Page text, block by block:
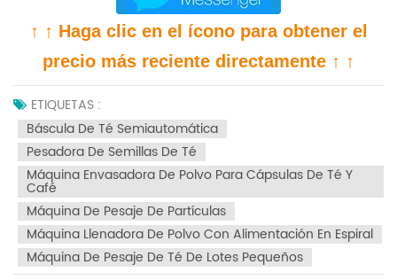
↑ ↑ Haga clic en el ícono para obtener el
precio más reciente directamente ↑ ↑
ETIQUETAS :
Báscula De Té Semiautomática
Pesadora De Semillas De Té
Máquina Envasadora De Polvo Para Cápsulas De Té Y
Café
Máquina De Pesaje De Partículas
Máquina Llenadora De Polvo Con Alimentación En Espiral
Máquina De Pesaje De Té De Lotes Pequeños